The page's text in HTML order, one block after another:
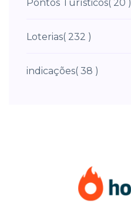
Pontos Turísticos( 20 )
Loterias( 232 )
indicações( 38 )